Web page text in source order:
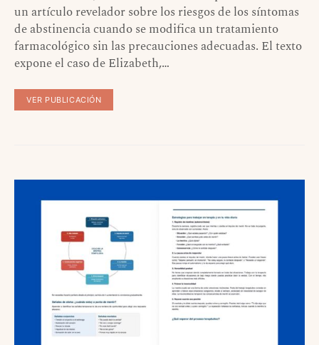
un artículo revelador sobre los riesgos de los síntomas
de abstinencia cuando se modifica un tratamiento
farmacológico sin las precauciones adecuadas. El texto
expone el caso de Elizabeth,…
VER PUBLICACIÓN